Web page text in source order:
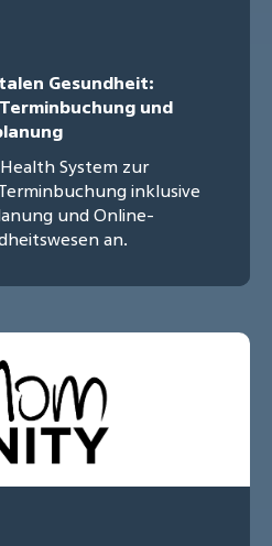
Gesundheit:
und
System zur
inklusive
und Online-
an.